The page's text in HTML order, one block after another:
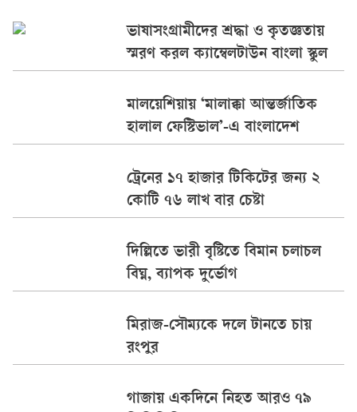
ভাষাসংগ্রামীদের শ্রদ্ধা ও কৃতজ্ঞতায়
স্মরণ করল ক্যাম্বেলটাউন বাংলা স্কুল
মালয়েশিয়ায় ‘মালাক্কা আন্তর্জাতিক
হালাল ফেস্টিভাল’-এ বাংলাদেশ
ট্রেনের ১৭ হাজার টিকিটের জন্য ২
কোটি ৭৬ লাখ বার চেষ্টা
দিল্লিতে ভারী বৃষ্টিতে বিমান চলাচল
বিঘ্ন, ব্যাপক দুর্ভোগ
মিরাজ-সৌম্যকে দলে টানতে চায়
রংপুর
গাজায় একদিনে নিহত আরও ৭৯